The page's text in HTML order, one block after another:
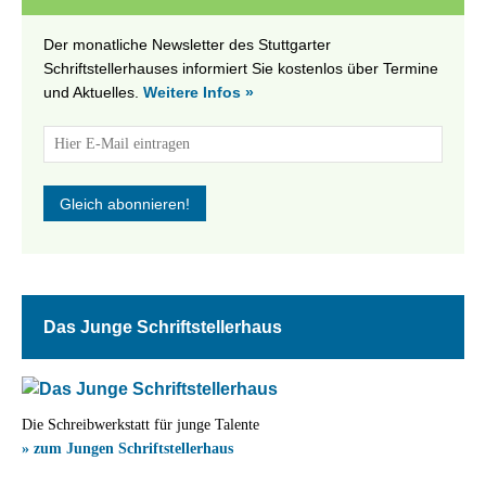
Der monatliche Newsletter des Stuttgarter
Schriftstellerhauses informiert Sie kostenlos über Termine
und Aktuelles. Weitere Infos »
Das Junge Schriftstellerhaus
Die Schreibwerkstatt für junge Talente
» zum Jungen Schriftstellerhaus